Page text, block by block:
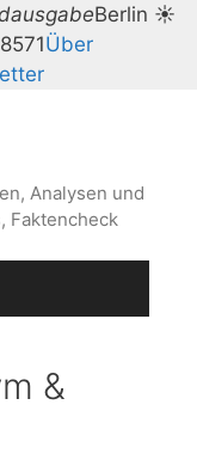
Berlin ☀
Über
Analysen und
Faktencheck
&